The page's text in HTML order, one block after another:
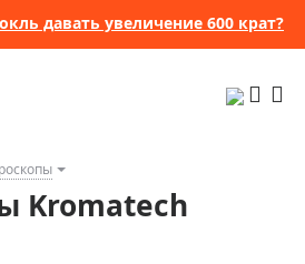
давать увеличение 600 крат?
Kromatech